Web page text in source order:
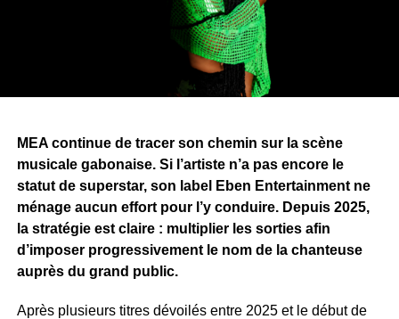
artistes issus de registres musicaux différents, un choix
qui témoigne de la volonté deZEBENd’élargir son
univers artistique et qui laisse entrevoir de nombreuses
surprises que les mélomanes découvriront au fil de
l’écoute de« Longue Vie ».
Pour porter « Longue Vie »
, Zang a annoncé une
campagne de promotion articulée autour de sept clips,
« Bombarder »
ouvre la marche. Une stratégie qui
traduit l’ambition de faire de cet album l’un des projets
marquants de la scène urbaine gabonaise en 2026.
WhatsApp
Facebook
X Telegram
Email
>>
MEA continue de tracer son chemin sur la scène
musicale gabonaise. Si l’artiste n’a pas encore le
statut de superstar, son label Eben Entertainment ne
ménage aucun effort pour l’y conduire. Depuis 2025,
la stratégie est claire : multiplier les sorties afin
d’imposer progressivement le nom de la chanteuse
auprès du grand public.
Après plusieurs titres dévoilés entre 2025 et le début de